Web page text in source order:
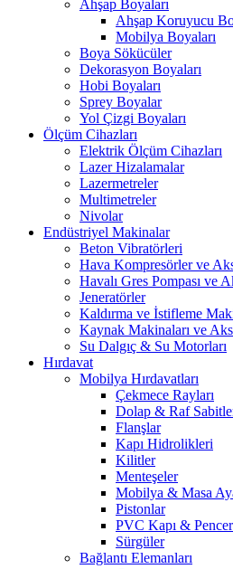
Ahşap Boyaları
Ahşap Koruyucu
Mobilya Boyaları
Boya Sökücüler
Dekorasyon Boyaları
Hobi Boyaları
Sprey Boyalar
Yol Çizgi Boyaları
Ölçüm Cihazları
Elektrik Ölçüm Cihazları
Lazer Hizalamalar
Lazermetreler
Multimetreler
Nivolar
Endüstriyel Makinalar
Beton Vibratörleri
Hava Kompresörler ve
Havalı Gres Pompası ve
Jeneratörler
Kaldırma ve İstifleme
Kaynak Makinaları ve
Su Dalgıç & Su Motorları
Hırdavat
Mobilya Hırdavatları
Çekmece Rayları
Dolap & Raf
Flanşlar
Kapı Hidrolikleri
Kilitler
Menteşeler
Mobilya & Masa
Pistonlar
PVC Kapı &
Sürgüler
Bağlantı Elemanları